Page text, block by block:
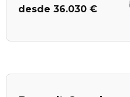
desde 36.030 €